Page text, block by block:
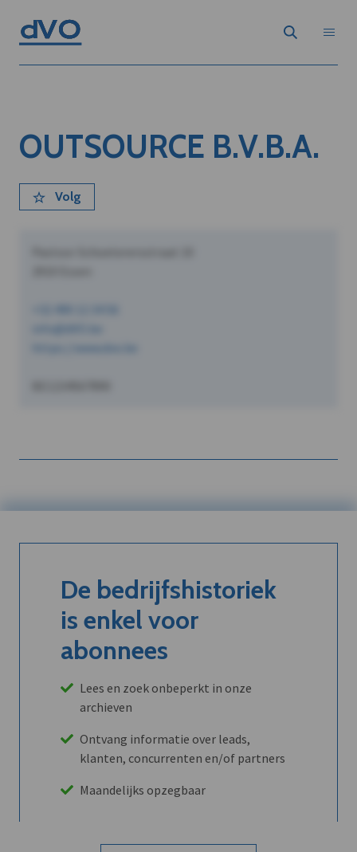
OUTSOURCE B.V.B.A.
Volg
De bedrijfshistoriek
is enkel voor
abonnees
Lees en zoek onbeperkt in onze
archieven
Ontvang informatie over leads,
klanten, concurrenten en/of partners
Maandelijks opzegbaar